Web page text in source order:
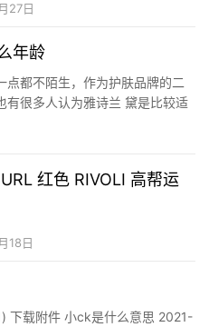
27日
年龄
点都不陌生，作为护肤品牌的二
有很多人认为雅诗兰 黛是比较适
黛红石榴水适合什么年龄使用
红色 RIVOLI 高帮运
18日
下载附件 小ck是什么意思 2021-